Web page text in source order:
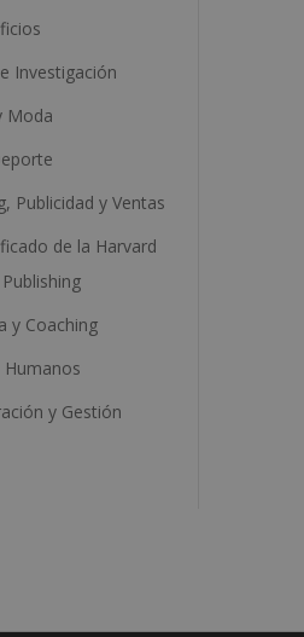
Investigación
Moda
Publicidad y Ventas
de la Harvard
y Coaching
Humanos
y Gestión